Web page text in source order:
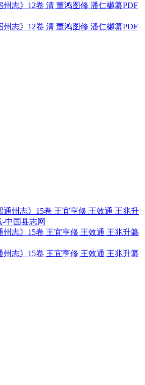
志》12卷 清 董鸿图修 潘仁樾纂PDF
志》12卷 清 董鸿图修 潘仁樾纂PDF
志》15卷 王宜亨修 王效通 王兆升纂
志》15卷 王宜亨修 王效通 王兆升纂